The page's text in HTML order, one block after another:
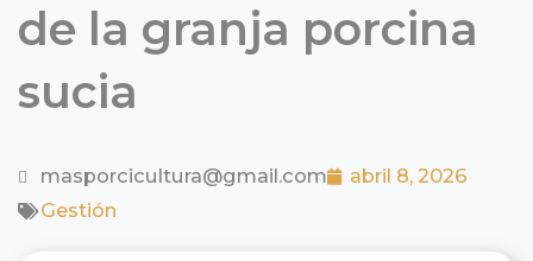
de la granja porcina
sucia
masporcicultura@gmail.com
abril 8, 2026
Gestión